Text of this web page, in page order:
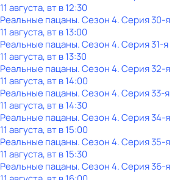
11 августа, вт в 12:30
Реальные пацаны. Сезон 4. Серия 30-я
11 августа, вт в 13:00
Реальные пацаны. Сезон 4. Серия 31-я
11 августа, вт в 13:30
Реальные пацаны. Сезон 4. Серия 32-я
11 августа, вт в 14:00
Реальные пацаны. Сезон 4. Серия 33-я
11 августа, вт в 14:30
Реальные пацаны. Сезон 4. Серия 34-я
11 августа, вт в 15:00
Реальные пацаны. Сезон 4. Серия 35-я
11 августа, вт в 15:30
Реальные пацаны. Сезон 4. Серия 36-я